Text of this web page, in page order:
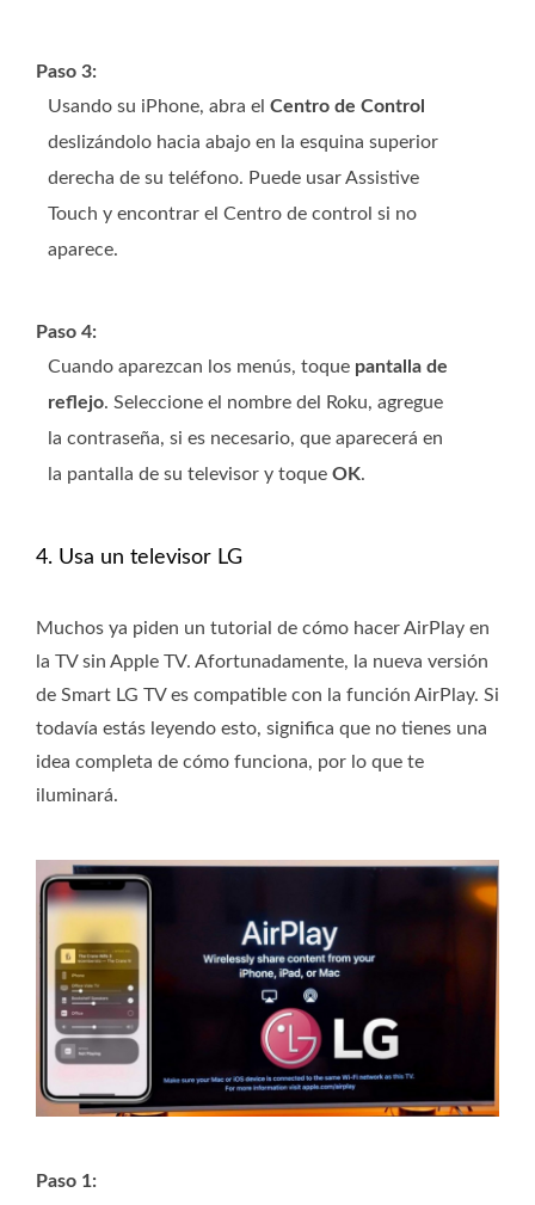
Paso 3:
Usando su iPhone, abra el Centro de Control
deslizándolo hacia abajo en la esquina superior
derecha de su teléfono. Puede usar Assistive
Touch y encontrar el Centro de control si no
aparece.
Paso 4:
Cuando aparezcan los menús, toque pantalla de
reflejo. Seleccione el nombre del Roku, agregue
la contraseña, si es necesario, que aparecerá en
la pantalla de su televisor y toque OK.
4. Usa un televisor LG
Muchos ya piden un tutorial de cómo hacer AirPlay en
la TV sin Apple TV. Afortunadamente, la nueva versión
de Smart LG TV es compatible con la función AirPlay. Si
todavía estás leyendo esto, significa que no tienes una
idea completa de cómo funciona, por lo que te
iluminará.
Paso 1: